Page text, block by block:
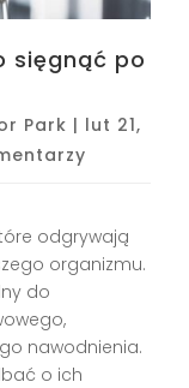
sięgnąć po
Park | lut 21,
odgrywają
organizmu.
do
nawodnienia.
o ich